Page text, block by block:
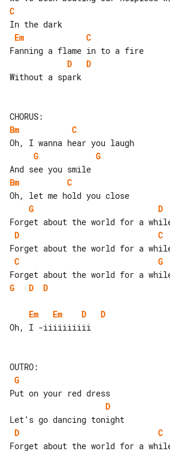
C
Em
C
D
D
Without a spark
Bm
C
G
G
Bm
C
G
D
D
C
C
G
G
D D
Em Em D
D
Oh, I -iiiiiiiiii
G
D
D
C